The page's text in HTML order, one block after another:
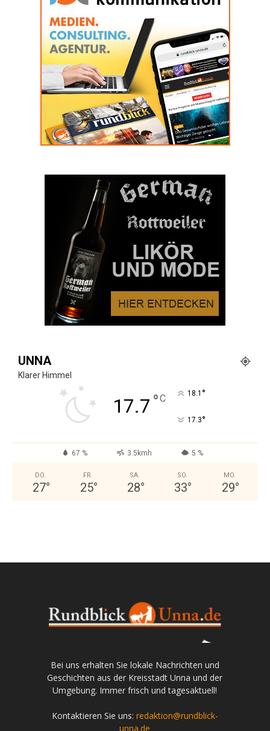
UNNA
Klarer Himmel
17.7 °C 18.1 °
17.3°
67 % 3.5kmh 5 %
DO.
27°
FR.
25°
SA.
28°
SO.
33°
MO.
29°
Bei uns erhalten Sie lokale Nachrichten und
Geschichten aus der Kreisstadt Unna und der
Umgebung. Immer frisch und tagesaktuell!
Kontaktieren Sie uns: redaktion@rundblick-
unna.de